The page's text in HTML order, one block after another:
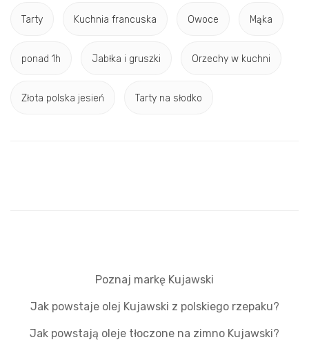
Tarty Kuchnia francuska Owoce Mąka
ponad 1h Jabłka i gruszki Orzechy w kuchni
Złota polska jesień Tarty na słodko
Poznaj markę Kujawski
Jak powstaje olej Kujawski z polskiego rzepaku?
Jak powstają oleje tłoczone na zimno Kujawski?